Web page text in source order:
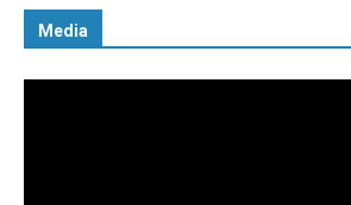
Media